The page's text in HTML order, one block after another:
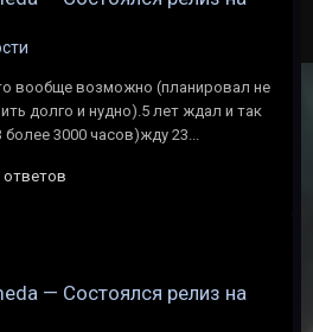
вообще возможно (планировал не
долго и нудно).5 лет ждал и так
3000 часов)жду 23...
ответов
— Состоялся релиз на